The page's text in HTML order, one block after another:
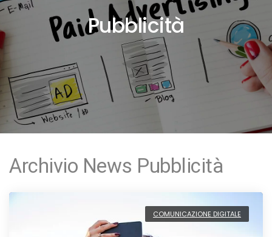
Pubblicità
Archivio News Pubblicità
COMUNICAZIONE DIGITALE